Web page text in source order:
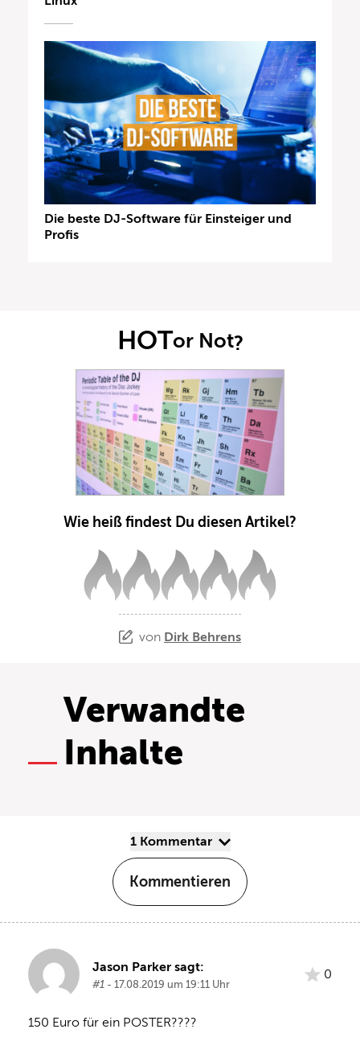
Die beste DJ-Software für Einsteiger und
Profis
HOTor Not?
Wie heiß findest Du diesen Artikel?
von Dirk Behrens
Verwandte
Inhalte
1 Kommentar
Kommentieren
Jason Parker sagt:
#1 - 17.08.2019 um 19:11 Uhr
0
150 Euro für ein POSTER????